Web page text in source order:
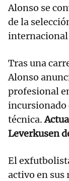
Alonso se
de la
internacional
Tras una
Alonso
profesional
incursionado
técnica.
Leverkusen
El
activo en sus